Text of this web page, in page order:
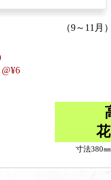
（9～11月）
¥6
寸法380